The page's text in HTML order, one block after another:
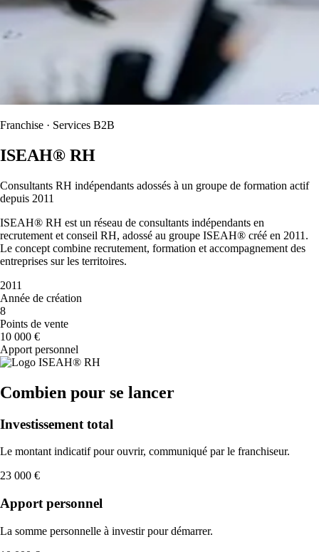
Franchise · Services B2B
ISEAH® RH
Consultants RH indépendants adossés à un groupe de formation actif
depuis 2011
ISEAH® RH est un réseau de consultants indépendants en
recrutement et conseil RH, adossé au groupe ISEAH® créé en 2011.
Le concept combine recrutement, formation et accompagnement des
entreprises sur les territoires.
2011
Année de création
8
Points de vente
10 000 €
Apport personnel
Combien pour se lancer
Investissement total
Le montant indicatif pour ouvrir, communiqué par le franchiseur.
23 000 €
Apport personnel
La somme personnelle à investir pour démarrer.